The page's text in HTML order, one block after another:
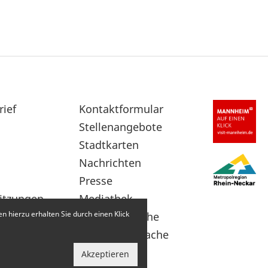
Sekundärnavigation
im
Fußbereich
Kontaktformular
Stellenangebote
Stadtkarten
Nachrichten
Presse
Mediathek
Leichte Sprache
Gebärdensprache
hierzu erhalten Sie durch einen Klick
Akzeptieren